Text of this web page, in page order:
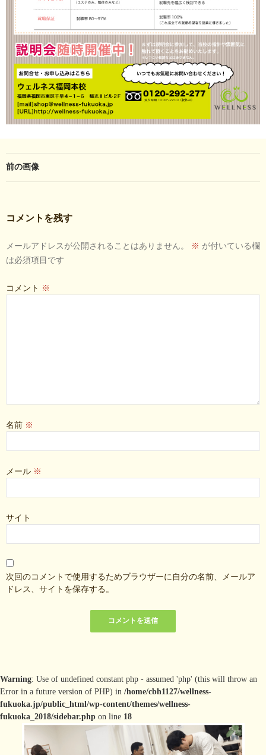
前の画像
コメントを残す
メールアドレスが公開されることはありません。 ※ が付いている欄
は必須項目です
コメント ※
名前 ※
メール ※
サイト
次回のコメントで使用するためブラウザーに自分の名前、メールア
ドレス、サイトを保存する。
Warning: Use of undefined constant php - assumed 'php' (this will throw an
Error in a future version of PHP) in /home/cbh1127/wellness-
fukuoka.jp/public_html/wp-content/themes/wellness-
fukuoka_2018/sidebar.php on line 18